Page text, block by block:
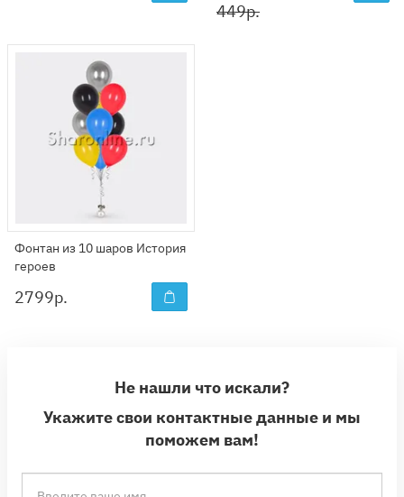
449р.
Фонтан из 10 шаров История
героев
2799р.
Не нашли что искали?
Укажите свои контактные данные и мы
поможем вам!